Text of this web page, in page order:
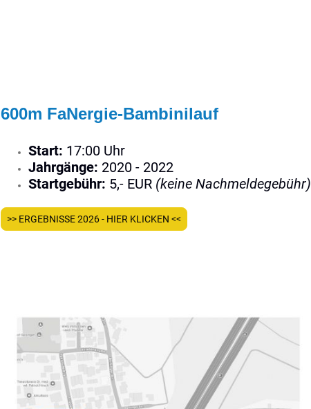
600m FaNergie-Bambinilauf
Start: 17:00 Uhr
Jahrgänge: 2020 - 2022
Startgebühr: 5,- EUR (keine Nachmeldegebühr)
>> ERGEBNISSE 2026 - HIER KLICKEN <<